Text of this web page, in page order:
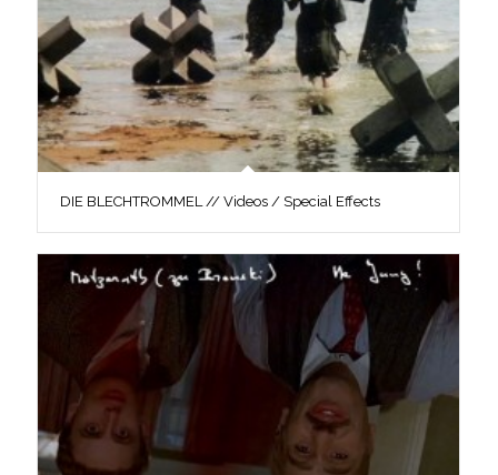
DIE BLECHTROMMEL // Videos / Special Effects